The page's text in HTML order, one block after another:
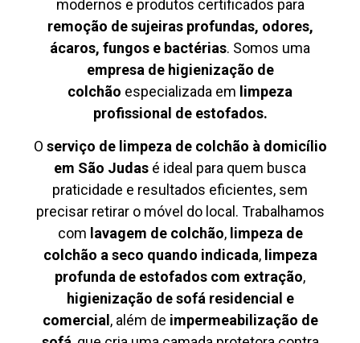
modernos e produtos certificados para
remoção de sujeiras profundas, odores,
ácaros, fungos e bactérias. Somos uma
empresa de higienização de
colchão especializada em limpeza
profissional de estofados.
O serviço de limpeza de colchão à domicílio
em São Judas é ideal para quem busca
praticidade e resultados eficientes, sem
precisar retirar o móvel do local. Trabalhamos
com lavagem de colchão, limpeza de
colchão a seco quando indicada, limpeza
profunda de estofados com extração,
higienização de sofá residencial e
comercial , além de impermeabilização de